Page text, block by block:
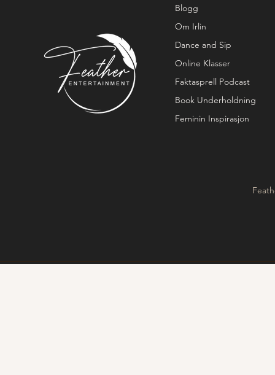
Blogg
Om Irlin
Dance and Sip
Online Klasser
Faktasprell Podcast
Book Underholdning
Feminin Inspirasjon